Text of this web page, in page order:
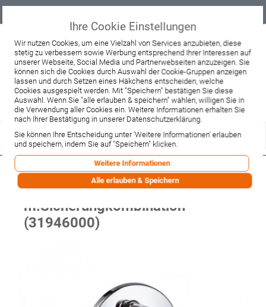
Beratung & Verkauf
+49 37467 66944
Montag - Freitag:
10:00 - 12:00 Uhr
13:00 - 16:00 Uhr
Samstag:
9:00 - 12:00 Uhr
Lieferzeitanfrage Widerruf
Hansgrohe Wannenmischer
Unterputz Focus Fertigset chrom
m.Sicherungkombination
(31946000)
Ihre Cookie Einstellungen
Wir nutzen Cookies, um eine Vielzahl von Services anzubieten, diese
stetig zu verbessern sowie Werbung entsprechend Ihrer Interessen auf
unserer Webseite, Social Media und Partnerwebseiten anzuzeigen. Sie
können sich die Cookies durch Auswahl der Cookie-Gruppen anzeigen
lassen und durch Setzen eines Häkchens entscheiden, welche
Cookies ausgespielt werden. Mit "Speichern" bestätigen Sie diese
Auswahl. Wenn Sie "alle erlauben & speichern" wählen, willigen Sie in
die Verwendung aller Cookies ein. Weitere Informationen erhalten Sie
nach Ihrer Bestätigung in unserer Datenschutzerklärung.
Sie können Ihre Entscheidung unter 'Weitere Informationen' erlauben
und speichern, indem Sie auf "Speichern" klicken.
Weitere Informationen
Alle erlauben & Speichern